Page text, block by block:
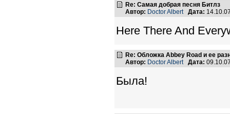
Re: Самая добрая песня Битлз
Автор: Doctor Albert Дата:
Here There And
Re: Обложка Abbey Road и ее
Автор: Doctor Albert Дата:
Была!